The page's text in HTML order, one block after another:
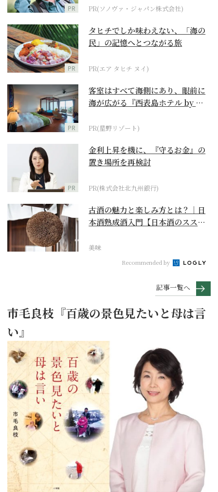
PR PR(ソノヴァ・ジャパン株式会社)
PR
タヒチでしか味わえない、「海の
民」の記憶へとつながる旅
PR(エア タヒチ ヌイ)
PR
客室はすべて海側にあり、眼前に
海が広がる『西表島ホテル by 星
PR(星野リゾート)
PR
金利上昇を機に、『守るお金』の
置き場所を再検討
PR(株式会社北九州銀行)
古酒の魅力と楽しみ方とは？｜日
本酒熟成酒入門【日本酒のスス
美味
Recommended by
記事一覧へ
市毛良枝『百歳の景色見たいと母は言
い』